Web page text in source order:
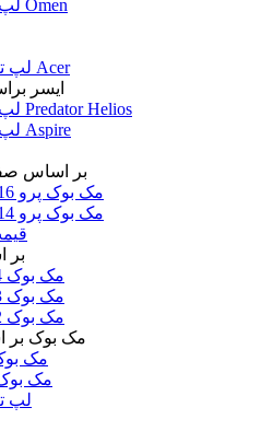
لپ تاپ Omen
لپ تاپ گیمینگ Acer
ایسر
لپ تاپ Predator Helios
لپ تاپ Aspire
بر اساس
مک بوک پرو 16 اینچ
مک بوک پرو 14 اینچ
بر
مک بوک 2024
مک بوک 2023
مک بوک 2022
مک بوک بر
مک
مک
لپ